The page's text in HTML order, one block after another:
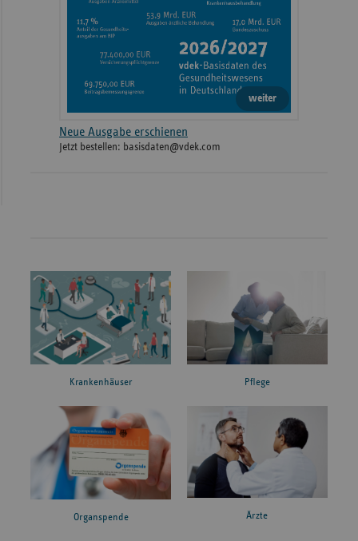
weiter
Neue Ausgabe erschienen
Jetzt bestellen: basisdaten@vdek.com
Krankenhäuser Pflege
Organspende Ärzte